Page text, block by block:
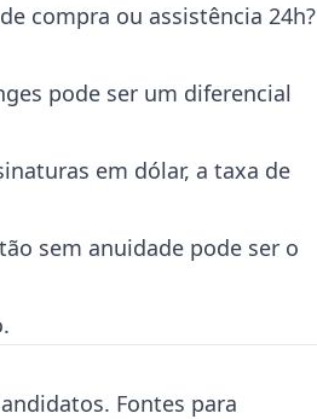
compra ou assistência 24h?
pode ser um diferencial
em dólar, a taxa de
sem anuidade pode ser o
Fontes para